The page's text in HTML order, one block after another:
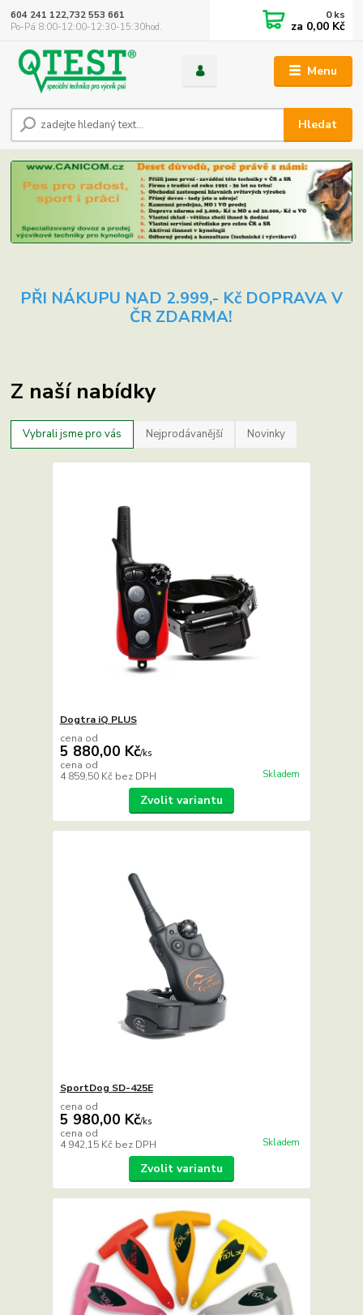
Menu
Hledat
604 241 122,732 553 661
Po-Pá 8:00-12:00-12:30-15:30hod.
0ks
za 0,00 Kč
PŘI NÁKUPU NAD 2.999,- Kč DOPRAVA V
ČR ZDARMA!
Z naší nabídky
Vybrali jsme pro vás Nejprodávanější Novinky
Dogtra iQ PLUS
cena od
5 880,00 Kč/ks
cena od
4 859,50 Kč bez DPH Skladem
Zvolit variantu
SportDog SD-425E
cena od
5 980,00 Kč/ks
cena od
4 942,15 Kč bez DPH Skladem
Zvolit variantu